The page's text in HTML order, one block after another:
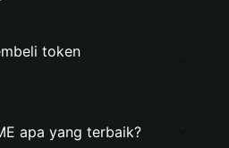
token
apa yang terbaik?